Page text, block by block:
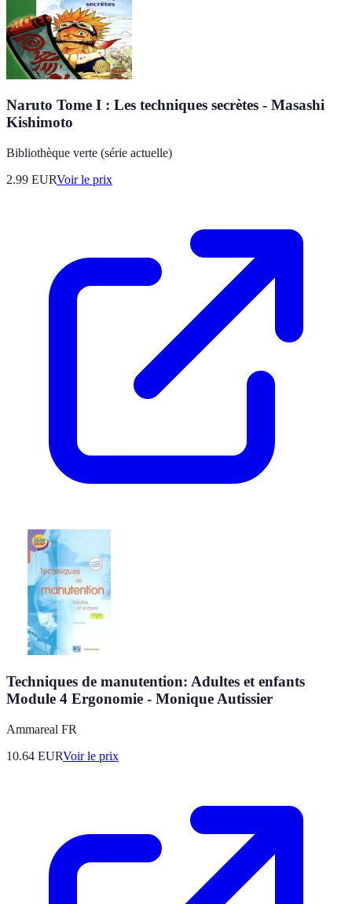
Naruto Tome I : Les techniques secrètes - Masashi
Kishimoto
Bibliothèque verte (série actuelle)
2.99 EURVoir le prix
Techniques de manutention: Adultes et enfants
Module 4 Ergonomie - Monique Autissier
Ammareal FR
10.64 EURVoir le prix